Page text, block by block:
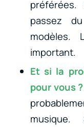
passez
modèles.
important.
Et si la
pour vous